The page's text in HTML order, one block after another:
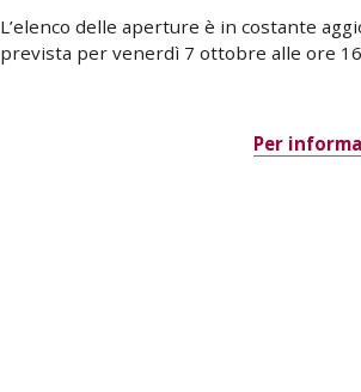
L’elenco delle aperture è in costante
prevista per venerdì 7 ottobre alle ore
Per